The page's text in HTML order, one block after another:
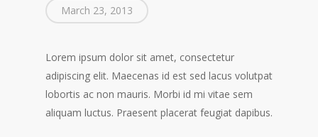
March 23, 2013
Lorem ipsum dolor sit amet, consectetur
adipiscing elit. Maecenas id est sed lacus volutpat
lobortis ac non mauris. Morbi id mi vitae sem
aliquam luctus. Praesent placerat feugiat dapibus.